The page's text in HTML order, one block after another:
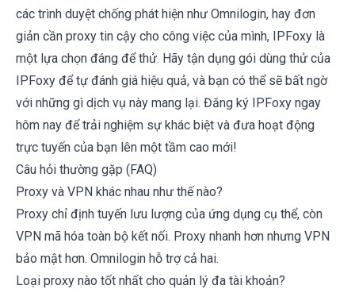
các trình duyệt chống phát hiện như Omnilogin, hay đơn
giản cần proxy tin cậy cho công việc của mình, IPFoxy là
một lựa chọn đáng để thử. Hãy tận dụng gói dùng thử của
IPFoxy để tự đánh giá hiệu quả, và bạn có thể sẽ bất ngờ
với những gì dịch vụ này mang lại. Đăng ký IPFoxy ngay
hôm nay để trải nghiệm sự khác biệt và đưa hoạt động
trực tuyến của bạn lên một tầm cao mới!
Câu hỏi thường gặp (FAQ)
Proxy và VPN khác nhau như thế nào?
Proxy chỉ định tuyến lưu lượng của ứng dụng cụ thể, còn
VPN mã hóa toàn bộ kết nối. Proxy nhanh hơn nhưng VPN
bảo mật hơn. Omnilogin hỗ trợ cả hai.
Loại proxy nào tốt nhất cho quản lý đa tài khoản?